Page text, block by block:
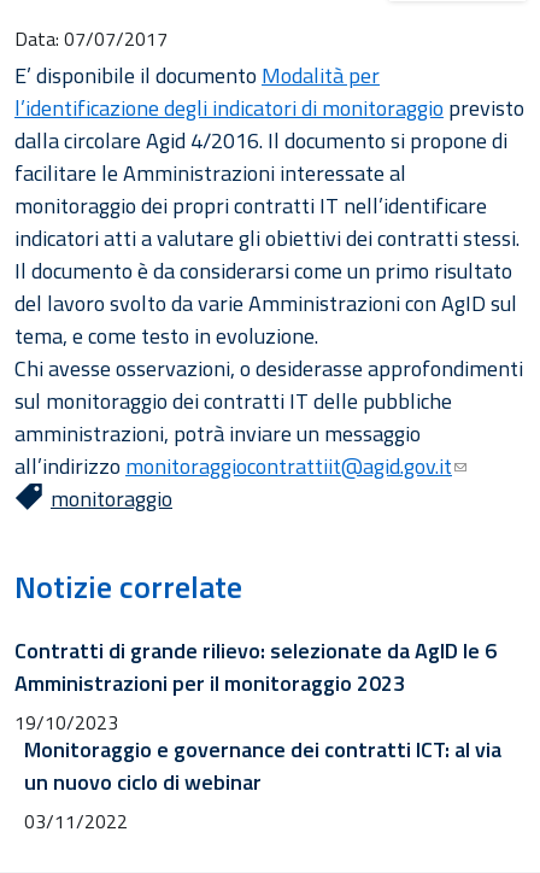
Data: 07/07/2017
E’ disponibile il documento Modalità per
l’identificazione degli indicatori di monitoraggio previsto
dalla circolare Agid 4/2016. Il documento si propone di
facilitare le Amministrazioni interessate al
monitoraggio dei propri contratti IT nell’identificare
indicatori atti a valutare gli obiettivi dei contratti stessi.
Il documento è da considerarsi come un primo risultato
del lavoro svolto da varie Amministrazioni con AgID sul
tema, e come testo in evoluzione.
Chi avesse osservazioni, o desiderasse approfondimenti
sul monitoraggio dei contratti IT delle pubbliche
amministrazioni, potrà inviare un messaggio
all’indirizzo monitoraggiocontrattiit@agid.gov.it
monitoraggio
Notizie correlate
Contratti di grande rilievo: selezionate da AgID le 6
Amministrazioni per il monitoraggio 2023
19/10/2023
Monitoraggio e governance dei contratti ICT: al via
un nuovo ciclo di webinar
03/11/2022